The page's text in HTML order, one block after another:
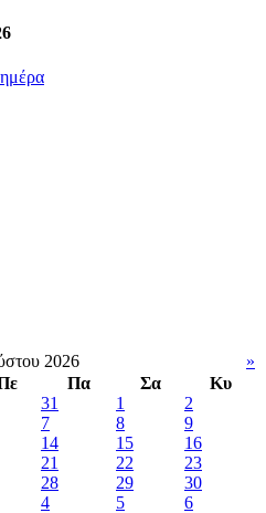
2026
»
Πα Σα
Κυ
31 1
2
7 8
9
14 15
16
21 22
23
28 29
30
4 5 6